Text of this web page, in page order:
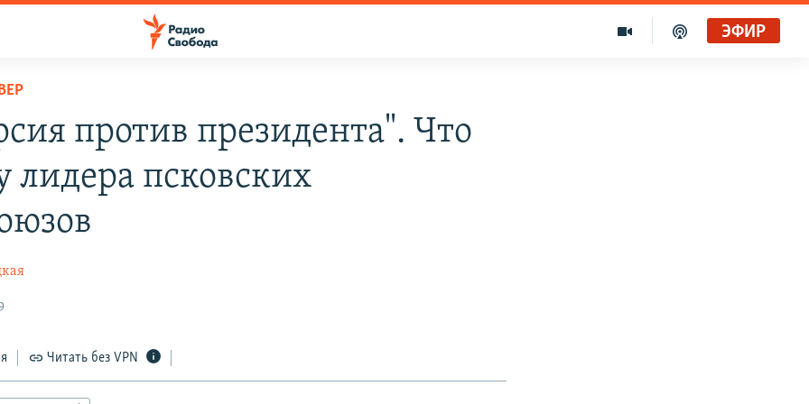
ЭФИР
против президента". Что
лидера псковских
Читать без VPN